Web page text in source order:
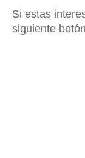
Si estas
siguiente